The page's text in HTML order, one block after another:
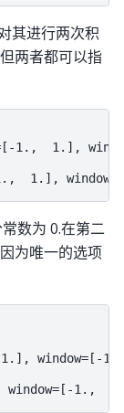
其进行两次积
两者都可以指
1.,  1.],
1.],
数为 0.在第二
为唯一的选项
window=[-
1.,